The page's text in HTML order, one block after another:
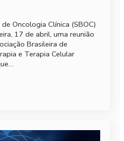
Oncologia Clínica (SBOC)
17 de abril, uma reunião
Brasileira de
e Terapia Celular